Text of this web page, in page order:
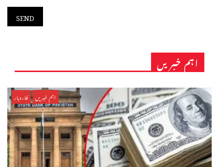
اہم خبریں
اہم خبریں کاروبار